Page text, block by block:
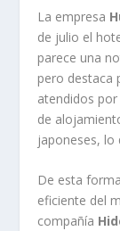
La empresa
de julio el
parece una
pero destaca
atendidos
de
japoneses, lo
De esta
eficiente del
compañía